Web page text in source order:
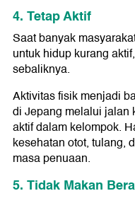
4. Tetap Aktif
Saat banyak
untuk hidup kurang
sebaliknya.
Aktivitas fisik menjadi
di Jepang melalui jalan
aktif dalam kelompok.
kesehatan otot, tulang,
masa penuaan.
5. Tidak Makan